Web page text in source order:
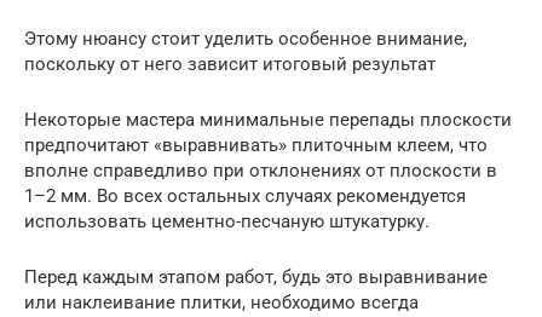
Этому нюансу стоит уделить особенное внимание,
поскольку от него зависит итоговый результат
Некоторые мастера минимальные перепады плоскости
предпочитают «выравнивать» плиточным клеем, что
вполне справедливо при отклонениях от плоскости в
1–2 мм. Во всех остальных случаях рекомендуется
использовать цементно-песчаную штукатурку.
Перед каждым этапом работ, будь это выравнивание
или наклеивание плитки, необходимо всегда